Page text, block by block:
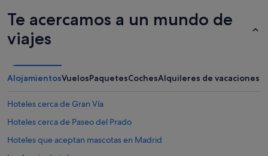
Te acercamos a un mundo de
viajes
AlojamientosVuelosPaquetesCochesAlquileres de vacaciones
Hoteles cerca de Gran Vía
Hoteles cerca de Paseo del Prado
Hoteles que aceptan mascotas en Madrid